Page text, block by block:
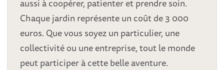
aussi à coopérer, patienter et prendre soin.
Chaque jardin représente un coût de 3 000
euros. Que vous soyez un particulier, une
collectivité ou une entreprise, tout le monde
peut participer à cette belle aventure.